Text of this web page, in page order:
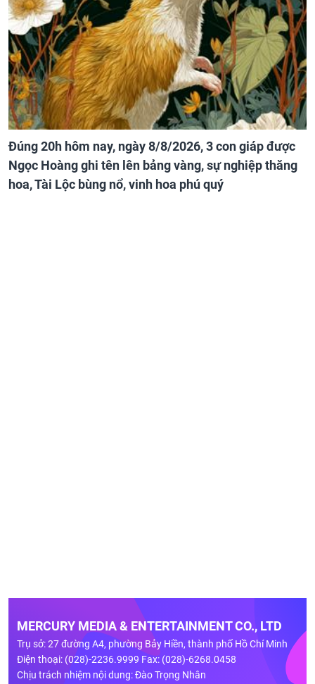
Đúng 20h hôm nay, ngày 8/8/2026, 3 con giáp được
Ngọc Hoàng ghi tên lên bảng vàng, sự nghiệp thăng
hoa, Tài Lộc bùng nổ, vinh hoa phú quý
MERCURY MEDIA & ENTERTAINMENT CO., LTD
Trụ sở: 27 đường A4, phường Bảy Hiền, thành phố Hồ Chí Minh
Điện thoại: (028)-2236.9999 Fax: (028)-6268.0458
Chịu trách nhiệm nội dung: Đào Trọng Nhân